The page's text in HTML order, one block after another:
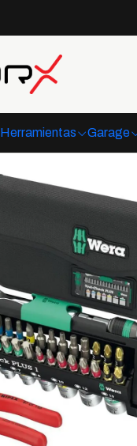
Herramientas Garage